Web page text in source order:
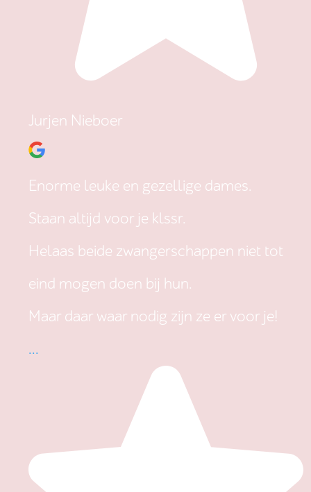
Jurjen Nieboer
Enorme leuke en gezellige dames.
Staan altijd voor je klssr.
Helaas beide zwangerschappen niet tot
eind mogen doen bij hun.
Maar daar waar nodig zijn ze er voor je!
...